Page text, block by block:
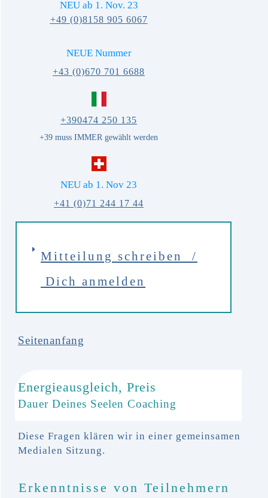
NEU ab 1. Nov. 23
+49 (0)8158 905 6067
NEUE Nummer
+43 (0)670 701 6688
+390474 250 135
+39 muss IMMER gewählt werden
NEU ab 1. Nov 23
+41 (0)71 244 17 44
Mitteilung schreiben /
Dich anmelden
Seitenanfang
Energieausgleich, Preis
Dauer Deines Seelen Coaching
Diese Fragen klären wir in einer gemeinsamen
Medialen Sitzung.
Erkenntnisse von Teilnehmern